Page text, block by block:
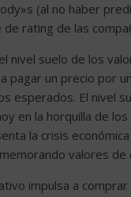
(al no haber
rating de las
nivel suelo de los
pagar un precio por
esperados. El nivel
en la horquilla de
la crisis
valores de
impulsa a